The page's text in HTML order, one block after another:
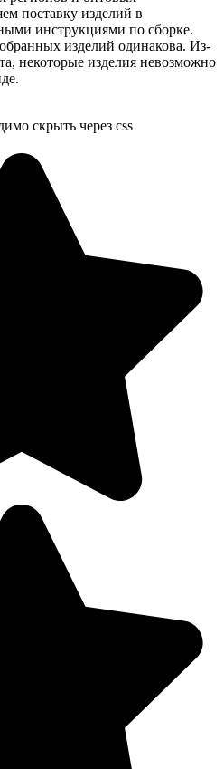
поставку изделий в
инструкциями по сборке.
изделий одинакова. Из-
некоторые изделия невозможно
скрыть через css